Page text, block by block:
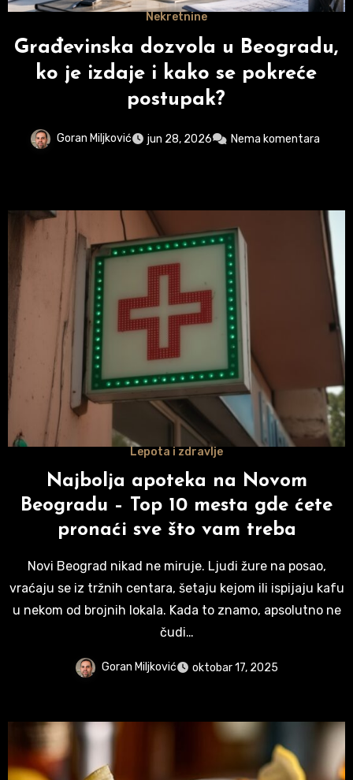
Nekretnine
Građevinska dozvola u Beogradu,
ko je izdaje i kako se pokreće
postupak?
Goran Miljković jun 28, 2026 Nema komentara
Lepota i zdravlje
Najbolja apoteka na Novom
Beogradu – Top 10 mesta gde ćete
pronaći sve što vam treba
Novi Beograd nikad ne miruje. Ljudi žure na posao,
vraćaju se iz tržnih centara, šetaju kejom ili ispijaju kafu
u nekom od brojnih lokala. Kada to znamo, apsolutno ne
čudi…
Goran Miljković oktobar 17, 2025